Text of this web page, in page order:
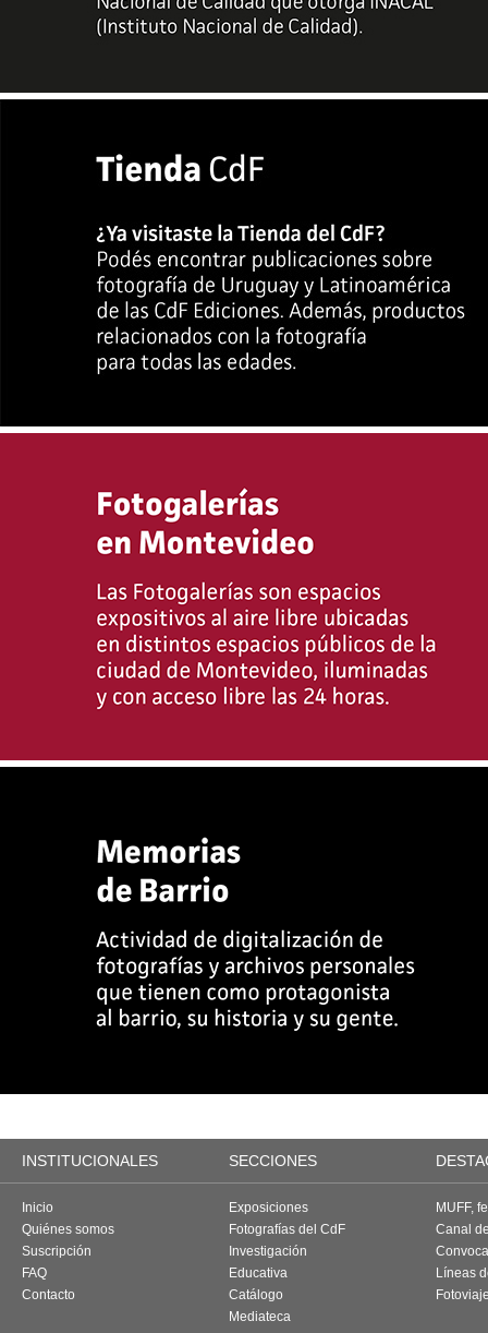
INSTITUCIONALES SECCIONES
Inicio
Quiénes somos
Suscripción
FAQ
Contacto
Exposiciones
Fotografías del CdF
Investigación
Educativa
Catálogo
Mediateca
MUFF,
Canal
Líneas